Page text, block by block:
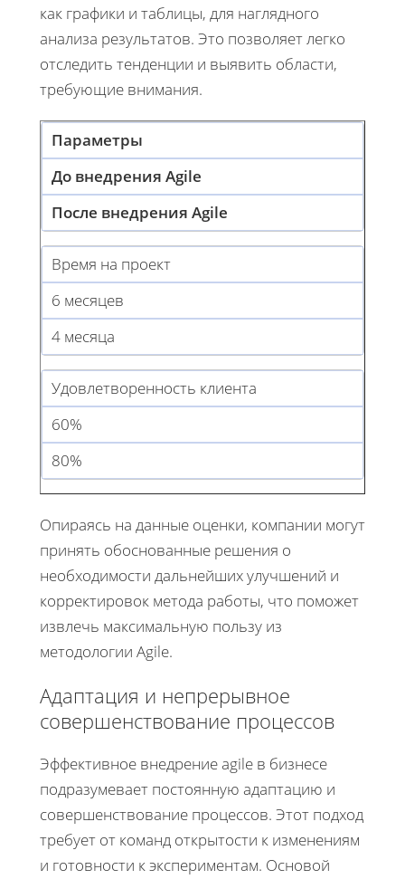
как графики и таблицы, для наглядного
анализа результатов. Это позволяет легко
отследить тенденции и выявить области,
требующие внимания.
Параметры
До внедрения Agile
После внедрения Agile
Время на проект
6 месяцев
4 месяца
Удовлетворенность клиента
60%
80%
Опираясь на данные оценки, компании могут
принять обоснованные решения о
необходимости дальнейших улучшений и
корректировок метода работы, что поможет
извлечь максимальную пользу из
методологии Agile.
Адаптация и непрерывное
совершенствование процессов
Эффективное внедрение agile в бизнесе
подразумевает постоянную адаптацию и
совершенствование процессов. Этот подход
требует от команд открытости к изменениям
и готовности к экспериментам. Основой